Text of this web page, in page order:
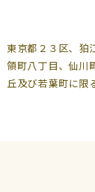
コラム
Busico.通信
東京都２３区、狛
領町八丁目、仙川
丘及び若葉町に限